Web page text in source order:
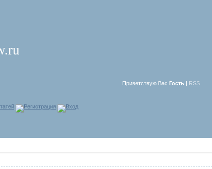
Приветствую Вас Гость | RSS
Регистрация Вход